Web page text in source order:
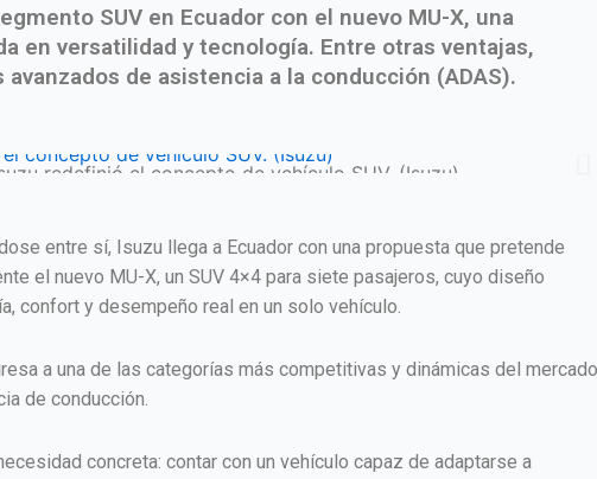
SUV en Ecuador con el nuevo MU-X, una
en versatilidad y tecnología. Entre otras ventajas,
de asistencia a la conducción (ADAS).
redefinió el concepto de vehículo SUV. (Isuzu)
entre sí, Isuzu llega a Ecuador con una propuesta que pretende
el nuevo MU-X, un SUV 4×4 para siete pasajeros, cuyo diseño
confort y desempeño real en un solo vehículo.
a una de las categorías más competitivas y dinámicas del mercado
de conducción.
concreta: contar con un vehículo capaz de adaptarse a